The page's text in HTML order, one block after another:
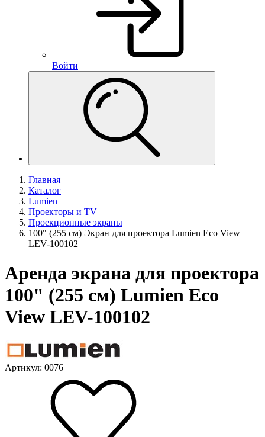
Войти
Главная
Каталог
Lumien
Проекторы и TV
Проекционные экраны
100" (255 см) Экран для проектора Lumien Eco View
LEV-100102
Аренда экрана для проектора
100" (255 см) Lumien Eco
View LEV-100102
Артикул: 0076